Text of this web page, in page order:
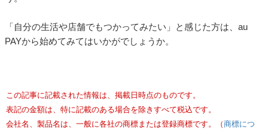
「自分の生活や店舗でもつかってみたい」と感じた方は、au
PAYから始めてみてはいかがでしょうか。
この記事に記載された情報は、掲載日時点のものです。
表記の金額は、特に記載のある場合を除きすべて税込です。
会社名、製品名は、一般に各社の商標または登録商標です。（ 商標につ